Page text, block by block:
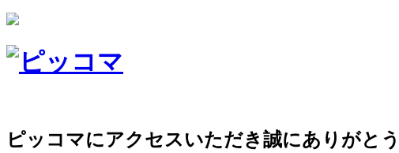
ピッコマにアクセスいただき誠にありがと